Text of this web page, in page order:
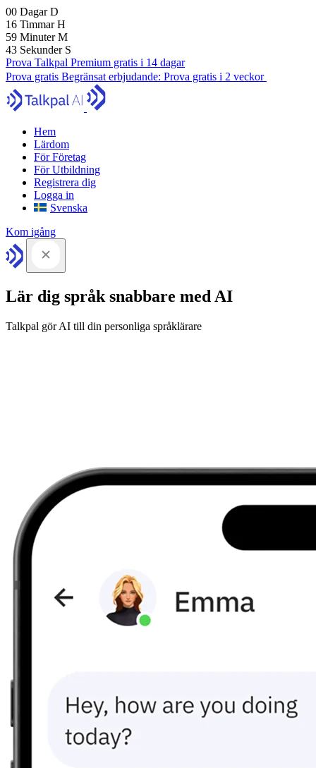
00 DagarD
16 TimmarH
59 MinuterM
41 Sekunder S
Prova Talkpal Premium gratis i 14 dagar
Prova gratis Begränsat erbjudande: Prova gratis i 2 veckor
Hem
Lärdom
För Företag
För Utbildning
Registrera dig
Logga in
Svenska
Kom igång
Lär dig språk snabbare med AI
Talkpal gör AI till din personliga språklärare